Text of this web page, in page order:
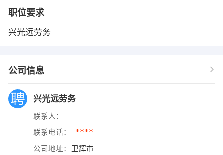
职位要求
兴光远劳务
公司信息
兴光远劳务
联系人：
联系电话： ****
公司地址： 卫辉市